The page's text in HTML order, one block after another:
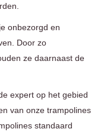
onbezorgd en
Door zo
ze daarnaast de
expert op het gebied
van onze trampolines
standaard